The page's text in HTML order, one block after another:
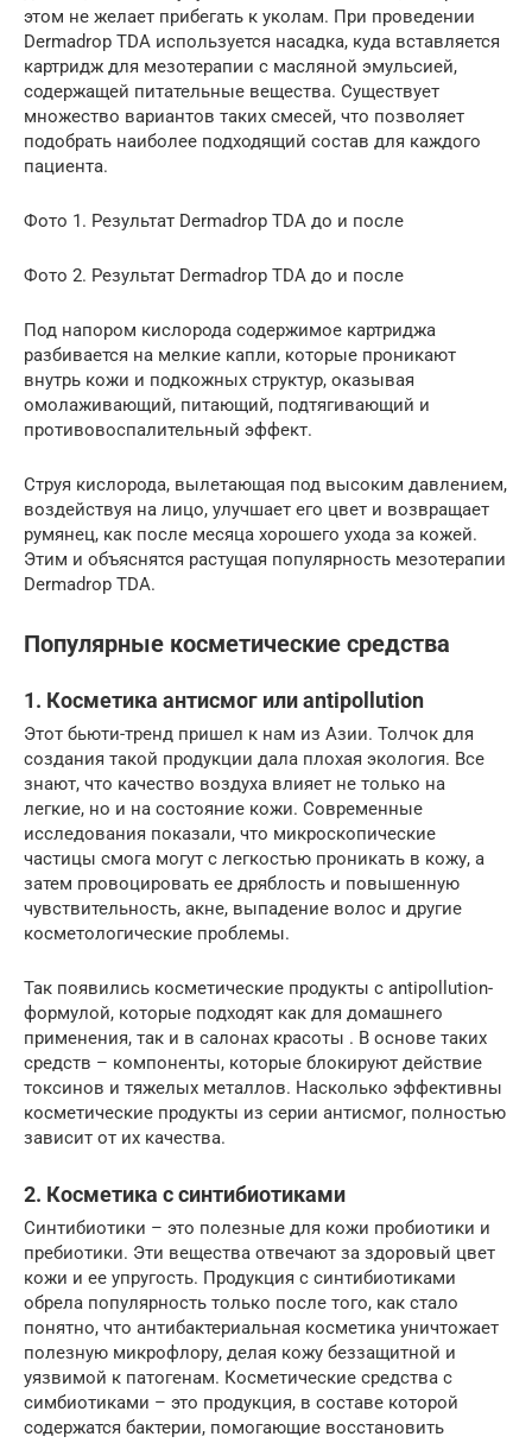
этом не желает прибегать к уколам. При проведении
Dermadrop TDA используется насадка, куда вставляется
картридж для мезотерапии с масляной эмульсией,
содержащей питательные вещества. Существует
множество вариантов таких смесей, что позволяет
подобрать наиболее подходящий состав для каждого
пациента.
Фото 1. Результат Dermadrop TDA до и после
Фото 2. Результат Dermadrop TDA до и после
Под напором кислорода содержимое картриджа
разбивается на мелкие капли, которые проникают
внутрь кожи и подкожных структур, оказывая
омолаживающий, питающий, подтягивающий и
противовоспалительный эффект.
Струя кислорода, вылетающая под высоким давлением,
воздействуя на лицо, улучшает его цвет и возвращает
румянец, как после месяца хорошего ухода за кожей.
Этим и объяснятся растущая популярность мезотерапии
Dermadrop TDA.
Популярные косметические средства
1. Косметика антисмог или antipollution
Этот бьюти-тренд пришел к нам из Азии. Толчок для
создания такой продукции дала плохая экология. Все
знают, что качество воздуха влияет не только на
легкие, но и на состояние кожи. Современные
исследования показали, что микроскопические
частицы смога могут с легкостью проникать в кожу, а
затем провоцировать ее дряблость и повышенную
чувствительность, акне, выпадение волос и другие
косметологические проблемы.
Так появились косметические продукты с antipollution-
формулой, которые подходят как для домашнего
применения, так и в салонах красоты . В основе таких
средств – компоненты, которые блокируют действие
токсинов и тяжелых металлов. Насколько эффективны
косметические продукты из серии антисмог, полностью
зависит от их качества.
2. Косметика с синтибиотиками
Синтибиотики – это полезные для кожи пробиотики и
пребиотики. Эти вещества отвечают за здоровый цвет
кожи и ее упругость. Продукция с синтибиотиками
обрела популярность только после того, как стало
понятно, что антибактериальная косметика уничтожает
полезную микрофлору, делая кожу беззащитной и
уязвимой к патогенам. Косметические средства с
симбиотиками – это продукция, в составе которой
содержатся бактерии, помогающие восстановить